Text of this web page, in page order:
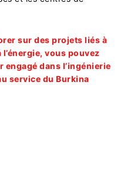
sur des projets liés à
vous pouvez
engagé dans l’ingénierie
service du Burkina